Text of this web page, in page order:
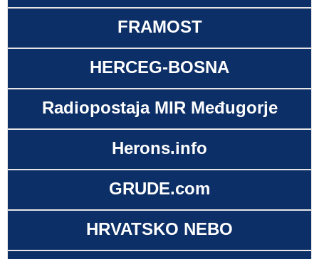
FRAMOST
HERCEG-BOSNA
Radiopostaja MIR Međugorje
Herons.info
GRUDE.com
HRVATSKO NEBO